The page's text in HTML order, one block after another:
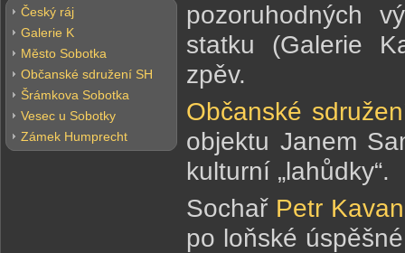
Český ráj
Galerie K
Město Sobotka
Občanské sdružení SH
Šrámkova Sobotka
Vesec u Sobotky
Zámek Humprecht
pozoruhodných
statku (Galerie
zpěv.
Občanské
objektu Janem
kulturní „lahůdky“.
Sochař Petr Kavan
po loňské